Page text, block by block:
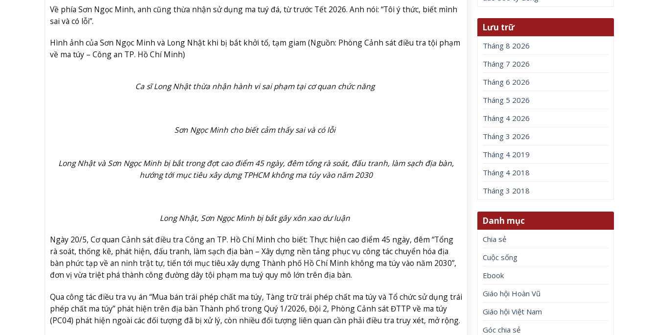
Về phía Sơn Ngọc Minh, anh cũng thừa nhận sử dụng ma tuý đá, từ trước Tết 2026. Anh nói: “Tôi ý thức, biết mình
sai và có lỗi”.
Hình ảnh của Sơn Ngọc Minh và Long Nhật khi bị bắt khởi tố, tạm giam (Nguồn: Phòng Cảnh sát điều tra tội phạm
về ma túy – Công an TP. Hồ Chí Minh)
Ca sĩ Long Nhật thừa nhận hành vi sai phạm tại cơ quan chức năng
Sơn Ngọc Minh cho biết cảm thấy sai và có lỗi
Long Nhật và Sơn Ngọc Minh bị bắt trong đợt cao điểm 45 ngày, đêm tổng rà soát, đấu tranh, làm sạch địa bàn,
hướng tới mục tiêu xây dựng TPHCM không ma túy vào năm 2030
Long Nhật, Sơn Ngọc Minh bị bắt gây xôn xao dư luận
Ngày 20/5, Cơ quan Cảnh sát điều tra Công an TP. Hồ Chí Minh cho biết: Thực hiện cao điểm 45 ngày, đêm “Tổng
rà soát, thống kê, phát hiện, đấu tranh, làm sạch địa bàn – Xây dựng nền tảng phục vụ công tác chuyển hóa địa
bàn phức tạp về an ninh trật tự, tiến tới mục tiêu xây dựng Thành phố Hồ Chí Minh không ma túy vào năm 2030”,
đơn vị vừa triệt phá thành công đường dây tội phạm ma tuý quy mô lớn trên địa bàn.
Qua công tác điều tra vụ án “Mua bán trái phép chất ma túy, Tàng trữ trái phép chất ma túy và Tổ chức sử dụng trái
phép chất ma túy” phát hiện trên địa bàn Thành phố trong Quý 1/2026, Đội 2, Phòng Cảnh sát ĐTTP về ma túy
(PC04) phát hiện ngoài các đối tượng đã bị xử lý, còn nhiều đối tượng liên quan cần phải điều tra truy xét, mở rộng.
Lưu trữ
Tháng 8 2026
Tháng 7 2026
Tháng 6 2026
Tháng 5 2026
Tháng 4 2026
Tháng 3 2026
Tháng 4 2019
Tháng 4 2018
Tháng 3 2018
Danh mục
Chia sẻ
Cuộc sống
Ebook
Giáo hội Hoàn Vũ
Giáo hội Việt Nam
Góc chia sẻ